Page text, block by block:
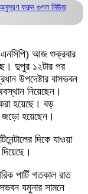
অনুসরণ করুন গুগল নিউজ
(এনসিপি) আজ শুক্রবার
দুপুর ১২টার পর
উপদেষ্টার বাসভবন
নিয়েছেন।
হয়েছে। বড়
জড়ো হয়েছেন।
দিকে যাওয়া
পার্টি গতকাল রাত
যমুনার সামনে